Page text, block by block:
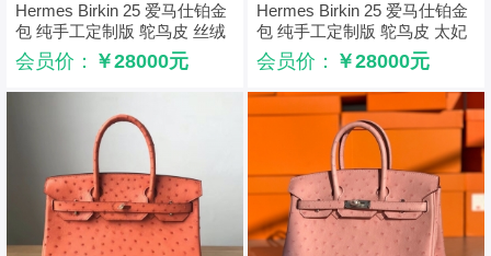
Hermes Birkin 25 爱马仕铂金
包 纯手工定制版 鸵鸟皮 丝绒
绿
会员价： ￥28000元
Hermes Birkin 25 爱马仕铂金
包 纯手工定制版 鸵鸟皮 太妃
金
会员价： ￥28000元